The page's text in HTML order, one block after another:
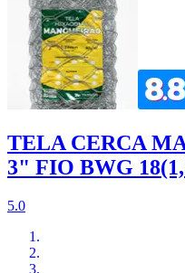
TELA CERCA
3" FIO BWG
5.0